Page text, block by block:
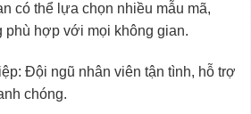
có thể lựa chọn nhiều mẫu mã,
phù hợp với mọi không gian.
Đội ngũ nhân viên tận tình, hỗ trợ
chóng.